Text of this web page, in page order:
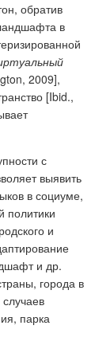
обратив
в
2009],
[Ibid.,
с
выявить
в социуме,
политики
и
и др.
города в
парка